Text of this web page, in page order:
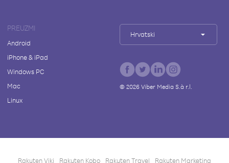
PREUZMI
Android
iPhone & iPad
Windows PC
Mac
Linux
Hrvatski
© 2026Viber Media S.à r.l.
Rakuten Viki Rakuten Kobo Rakuten Travel Rakuten Marketing